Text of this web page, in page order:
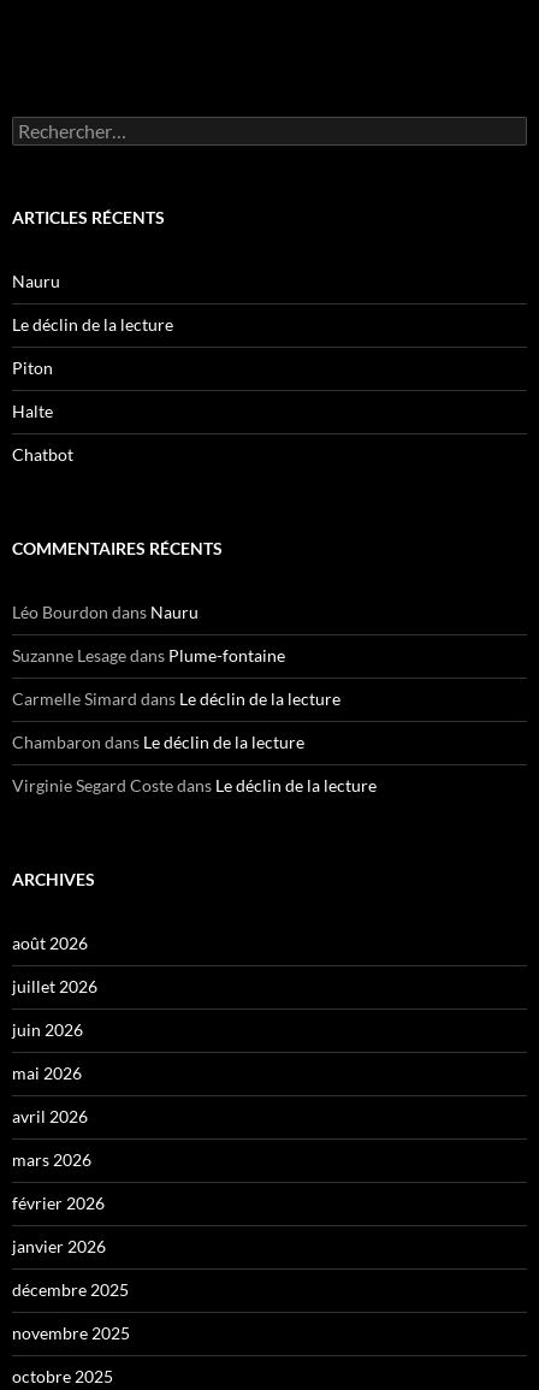
Rechercher :
ARTICLES RÉCENTS
Nauru
Le déclin de la lecture
Piton
Halte
Chatbot
COMMENTAIRES RÉCENTS
Léo Bourdon dans Nauru
Suzanne Lesagedans Plume-fontaine
Carmelle Simard dans Le déclin de la lecture
Chambaron dans Le déclin de la lecture
Virginie Segard Costedans Le déclin de la lecture
ARCHIVES
août 2026
juillet 2026
juin 2026
mai 2026
avril 2026
mars 2026
février 2026
janvier 2026
décembre 2025
novembre 2025
octobre 2025